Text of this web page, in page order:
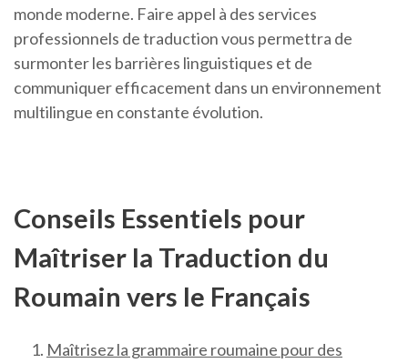
monde moderne. Faire appel à des services
professionnels de traduction vous permettra de
surmonter les barrières linguistiques et de
communiquer efficacement dans un environnement
multilingue en constante évolution.
Conseils Essentiels pour
Maîtriser la Traduction du
Roumain vers le Français
Maîtrisez la grammaire roumaine pour des